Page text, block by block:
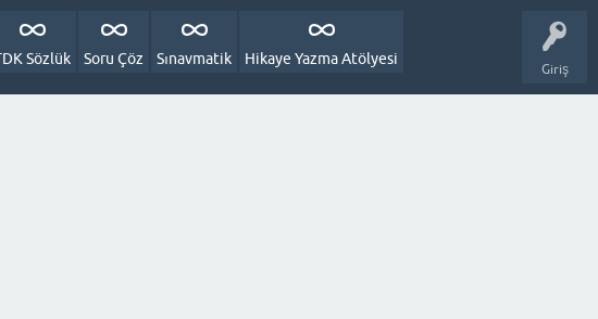
Giriş
Sözlük Soru Çöz Sınavmatik Hikaye Yazma Atölyesi